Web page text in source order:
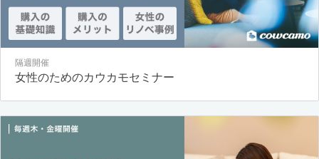
隔週開催
女性のためのカウカモセミナー